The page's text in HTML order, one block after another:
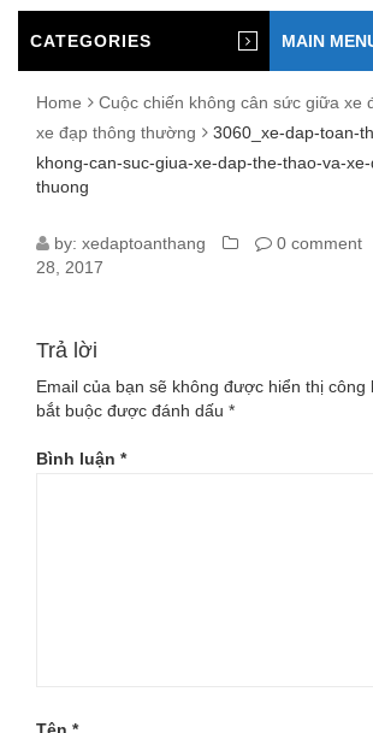
CATEGORIES MAIN
Home
Cuộc chiến không cân sức giữa xe
xe đạp thông thường
3060_xe-dap-toan-
khong-can-suc-giua-xe-dap-the-thao-va-
thuong
3060_XE-
TOAN-
THANG-
XE-
by: xedaptoanthang 0 comment
28, 2017
Trả lời
Email của bạn sẽ không được hiển thị công
bắt buộc được đánh dấu *
Bình luận *